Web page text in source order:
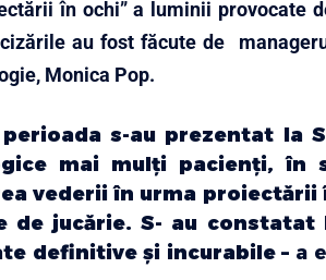
în ochi” a luminii provocate
au fost făcute de
Monica Pop.
s-au prezentat la
mai mulţi pacienţi, în
vederii în urma proiectării
de jucărie. S- au constatat
definitive şi incurabile – a